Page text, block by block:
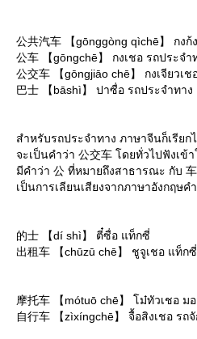
公共汽车 【gōnggòng qìchē】 กง
公车 【gōngchē】 กงเชอ รถประจำ
公交车 【gōngjiāo chē】 กงเจียวเ
巴士 【bāshì】 ปาซื่อ รถประจำทาง
สำหรับรถประจำทาง ภาษาจีนก็เรีย
จะเป็นคำว่า 公交车 โดยทั่วไปฟังเข้
มีคำว่า 公 ที่หมายถึงสาธารณะ กับ
เป็นการเลียนเสียงจากภาษาอังกฤษค
的士 【dí shì】 ตี๋ซื่อ แท็กซี่
出租车 【chūzū chē】 ชูจูเชอ แท็กซี่
摩托车 【mótuō chē】 โม๋ทัวเชอ ม
自行车 【zìxíngchē】 จื้อสิงเชอ รถ